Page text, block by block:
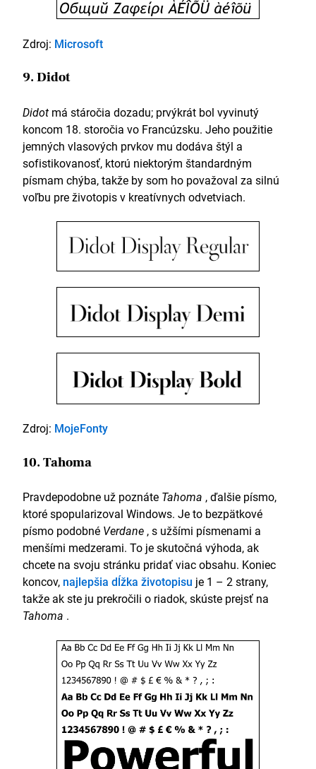
Zdroj: Microsoft
9. Didot
Didot má stáročia dozadu; prvýkrát bol vyvinutý
koncom 18. storočia vo Francúzsku. Jeho použitie
jemných vlasových prvkov mu dodáva štýl a
sofistikovanosť, ktorú niektorým štandardným
písmam chýba, takže by som ho považoval za silnú
voľbu pre životopis v kreatívnych odvetviach.
Zdroj: MojeFonty
10. Tahoma
Pravdepodobne už poznáte Tahoma , ďalšie písmo,
ktoré spopularizoval Windows. Je to bezpätkové
písmo podobné Verdane , s užšími písmenami a
menšími medzerami. To je skutočná výhoda, ak
chcete na svoju stránku pridať viac obsahu. Koniec
koncov, najlepšia dĺžka životopisu je 1 – 2 strany,
takže ak ste ju prekročili o riadok, skúste prejsť na
Tahoma .